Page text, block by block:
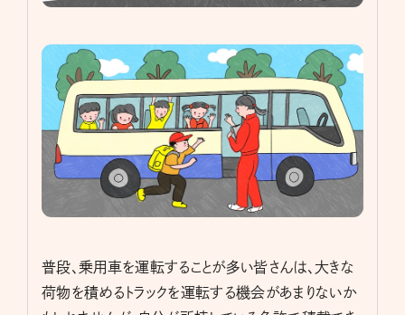
普段、乗用車を運転することが多い皆さんは、大きな
荷物を積めるトラックを運転する機会があまりないか